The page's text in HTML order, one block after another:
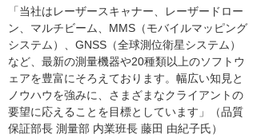
「当社はレーザースキャナー、レーザードロー
ン、マルチビーム、MMS（モバイルマッピング
システム）、GNSS（全球測位衛星システム）
など、最新の測量機器や20種類以上のソフトウ
ェアを豊富にそろえております。幅広い知見と
ノウハウを強みに、さまざまなクライアントの
要望に応えることを目標としています」（品質
保証部長 測量部 内業班長 藤田 由紀子氏）